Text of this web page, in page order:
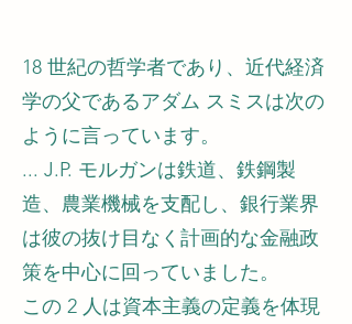
18 世紀の哲学者であり、近代経済
学の父であるアダム スミスは次の
ように言っています。
... J.P. モルガンは鉄道、鉄鋼製
造、農業機械を支配し、銀行業界
は彼の抜け目なく計画的な金融政
策を中心に回っていました。
この 2 人は資本主義の定義を体現